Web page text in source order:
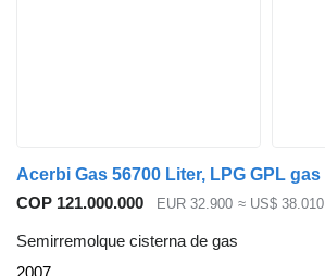
COP 121.000.000 EUR 32.900 ≈ US$ 38.010
Semirremolque cisterna de gas
2007